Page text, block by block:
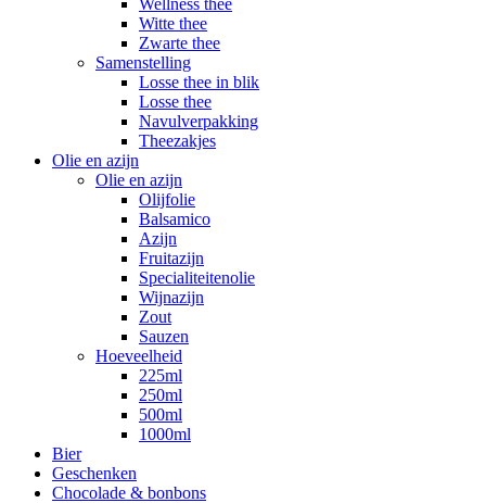
Witte thee
Zwarte thee
Samenstelling
Losse thee in blik
Losse thee
Navulverpakking
Theezakjes
Olie en azijn
Olie en azijn
Olijfolie
Balsamico
Azijn
Fruitazijn
Specialiteitenolie
Wijnazijn
Zout
Sauzen
Hoeveelheid
225ml
250ml
500ml
1000ml
Bier
Geschenken
Chocolade & bonbons